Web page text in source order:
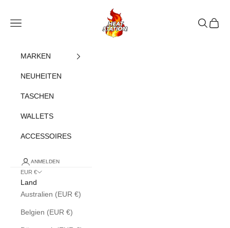
heatstation
Navigationsmenü öffnen
Suche
MARKEN
NEUHEITEN
TASCHEN
WALLETS
ACCESSOIRES
ANMELDEN
EUR €
Land
Australien (EUR €)
Belgien (EUR €)